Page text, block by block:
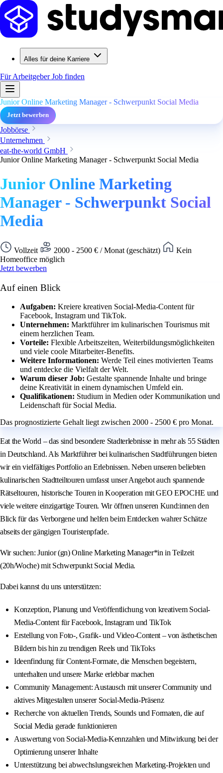
Alles für deine Karriere
Für ArbeitgeberJob finden
Junior Online Marketing Manager - Schwerpunkt Social Media
Jetzt bewerben
Jobbörse
Unternehmen
eat-the-world GmbH
Junior Online Marketing Manager - Schwerpunkt Social Media
Junior Online Marketing
Manager - Schwerpunkt Social
Media
Vollzeit 2000 - 2500 € / Monat (geschätzt)
Kein
Homeoffice möglich
Jetzt bewerben
Auf einen Blick
Aufgaben: Kreiere kreativen Social-Media-Content für
Facebook, Instagram und TikTok.
Unternehmen: Marktführer im kulinarischen Tourismus mit
einem herzlichen Team.
Vorteile: Flexible Arbeitszeiten, Weiterbildungsmöglichkeiten
und viele coole Mitarbeiter-Benefits.
Weitere Informationen: Werde Teil eines motivierten Teams
und entdecke die Vielfalt der Welt.
Warum dieser Job: Gestalte spannende Inhalte und bringe
deine Kreativität in einem dynamischen Umfeld ein.
Qualifikationen: Studium in Medien oder Kommunikation und
Leidenschaft für Social Media.
Das prognostizierte Gehalt liegt zwischen 2000 - 2500 € pro Monat.
Eat the World – das sind besondere Stadterlebnisse in mehr als 55 Städten
in Deutschland. Als Marktführer bei kulinarischen Stadtführungen bieten
wir ein vielfältiges Portfolio an Erlebnissen. Neben unseren beliebten
kulinarischen Stadtteiltouren umfasst unser Angebot auch spannende
Rätseltouren, historische Touren in Kooperation mit GEO EPOCHE und
viele weitere einzigartige Touren. Wir öffnen unseren Kund:innen den
Blick für das Verborgene und helfen beim Entdecken wahrer Schätze
abseits der gängigen Touristenpfade.
Wir suchen: Junior (gn) Online Marketing Manager*in in Teilzeit
(20h/Woche) mit Schwerpunkt Social Media.
Dabei kannst du uns unterstützen:
Konzeption, Planung und Veröffentlichung von kreativem Social-
Media-Content für Facebook, Instagram und TikTok
Erstellung von Foto-, Grafik- und Video-Content – von ästhetischen
Bildern bis hin zu trendigen Reels und TikToks
Ideenfindung für Content-Formate, die Menschen begeistern,
unterhalten und unsere Marke erlebbar machen
Community Management: Austausch mit unserer Community und
aktives Mitgestalten unserer Social-Media-Präsenz
Recherche von aktuellen Trends, Sounds und Formaten, die auf
Social Media gerade funktionieren
Auswertung von Social-Media-Kennzahlen und Mitwirkung bei der
Optimierung unserer Inhalte
Unterstützung bei abwechslungsreichen Marketing-Projekten und